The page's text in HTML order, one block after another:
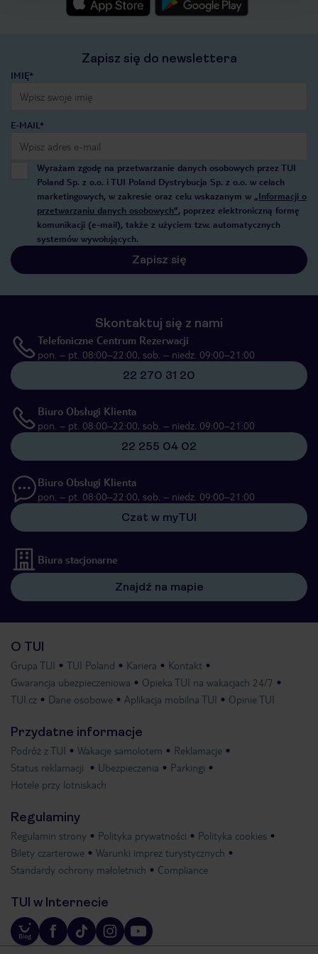
Zapisz się do newslettera
IMIĘ*
E-MAIL*
Wyrażam zgodę na przetwarzanie danych osobowych przez TUI
Poland Sp. z o.o. i TUI Poland Dystrybucja Sp. z o.o. w celach
marketingowych, w zakresie oraz celu wskazanym w „Informacji o
przetwarzaniu danych osobowych”, poprzez elektroniczną formę
komunikacji (e-mail), także z użyciem tzw. automatycznych
systemów wywołujących.
Zapisz się
Skontaktuj się z nami
Telefoniczne Centrum Rezerwacji
pon. – pt. 08:00–22:00, sob. – niedz. 09:00–21:00
22 270 31 20
Biuro Obsługi Klienta
pon. – pt. 08:00–22:00, sob. – niedz. 09:00–21:00
22 255 04 02
Biuro Obsługi Klienta
pon. – pt. 08:00–22:00, sob. – niedz. 09:00–21:00
Czat w myTUI
Biura stacjonarne
Znajdź na mapie
O TUI
Grupa TUI TUI Poland Kariera
Kontakt
Gwarancja ubezpieczeniowa
Opieka TUI na wakacjach 24/7
TUI.cz
Dane osobowe Aplikacja mobilna TUI Opinie TUI
Przydatne informacje
Podróż z TUI Wakacje samolotem
Reklamacje
Status reklamacji
Ubezpieczenia
Parkingi
Hotele przy lotniskach
Regulaminy
Regulamin strony Polityka prywatności
Polityka cookies
Bilety czarterowe
Warunki imprez turystycznych
Standardy ochrony małoletnich
Compliance
TUI w Internecie